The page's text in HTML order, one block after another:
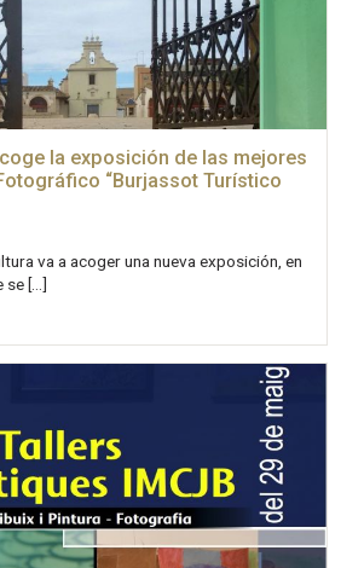
la exposición de las mejores
“Burjassot Turístico
va a acoger una nueva exposición, en
se […]